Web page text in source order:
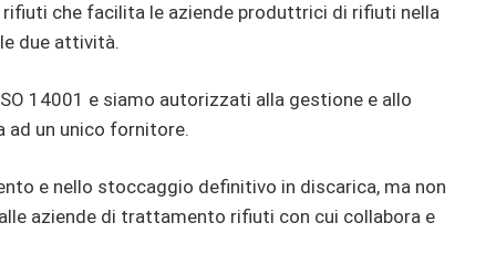
che facilita le aziende produttrici di rifiuti nella
due attività.
14001 e siamo autorizzati alla gestione e allo
ad un unico fornitore.
e nello stoccaggio definitivo in discarica, ma non
aziende di trattamento rifiuti con cui collabora e